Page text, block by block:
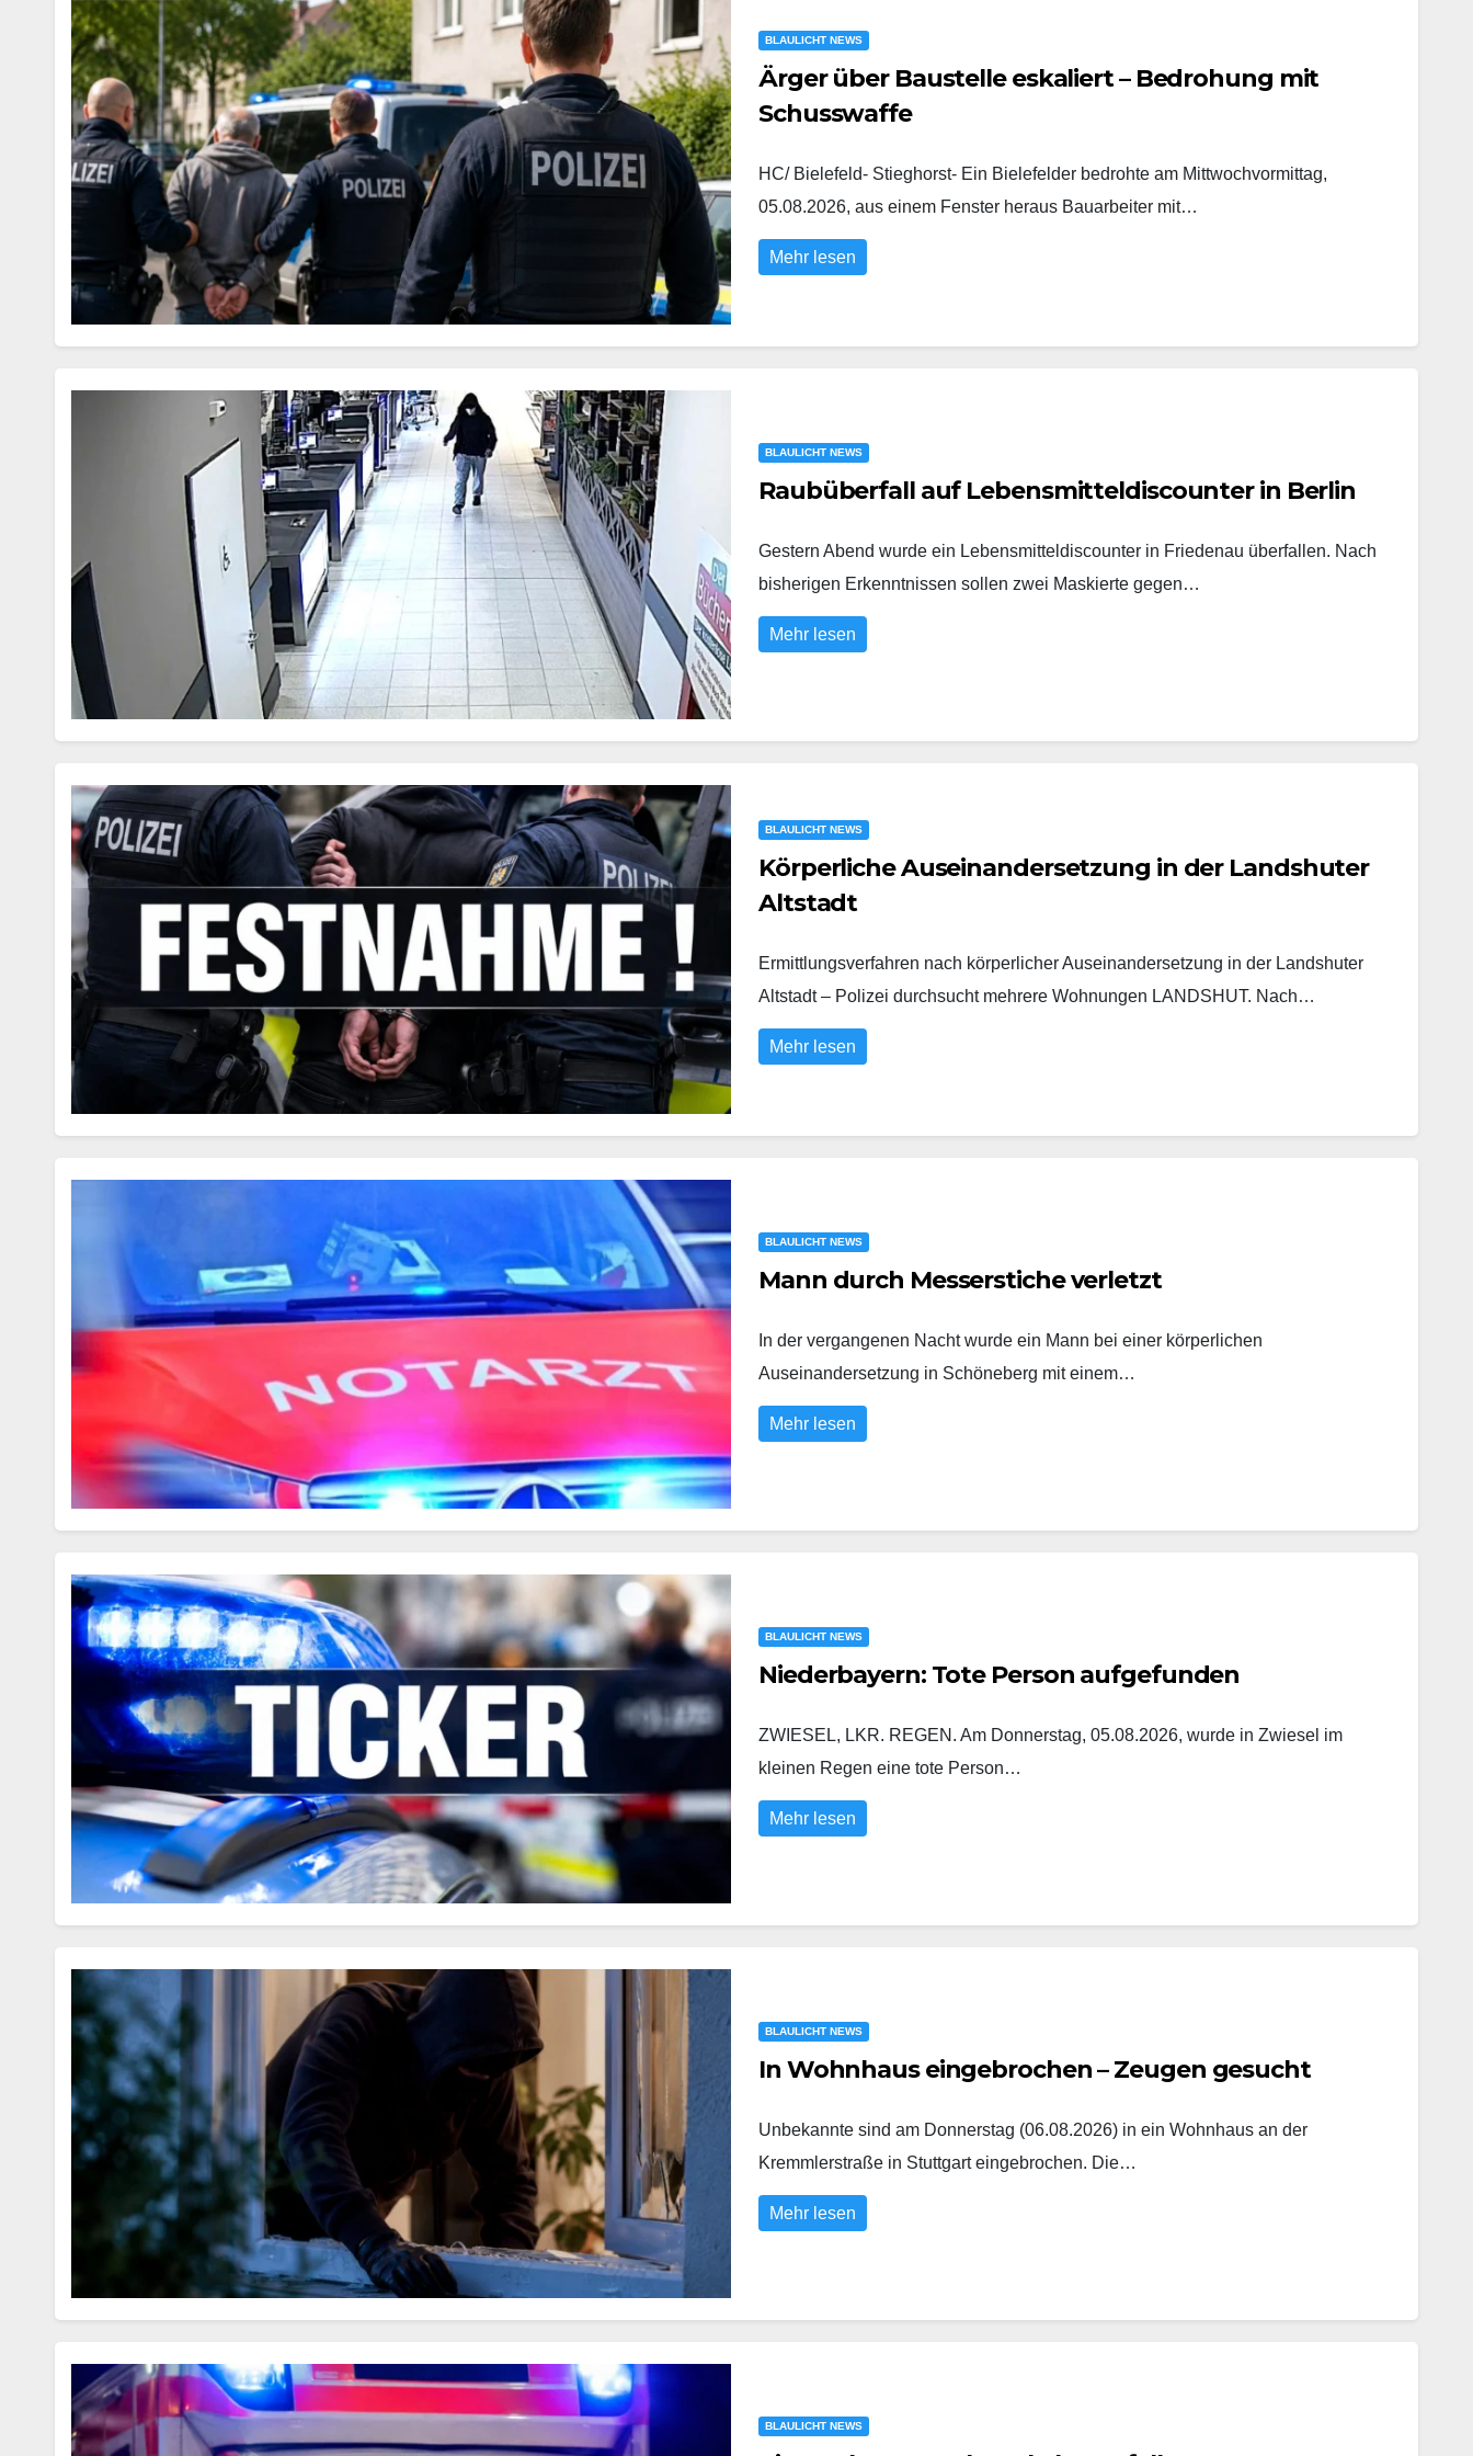
BLAULICHT NEWS
Ärger über Baustelle eskaliert – Bedrohung mit
Schusswaffe
HC/ Bielefeld- Stieghorst- Ein Bielefelder bedrohte am Mittwochvormittag,
05.08.2026, aus einem Fenster heraus Bauarbeiter mit…
Mehr lesen
BLAULICHT NEWS
Raubüberfall auf Lebensmitteldiscounter in Berlin
Gestern Abend wurde ein Lebensmitteldiscounter in Friedenau überfallen. Nach
bisherigen Erkenntnissen sollen zwei Maskierte gegen…
Mehr lesen
BLAULICHT NEWS
Körperliche Auseinandersetzung in der Landshuter
Altstadt
Ermittlungsverfahren nach körperlicher Auseinandersetzung in der Landshuter
Altstadt – Polizei durchsucht mehrere Wohnungen LANDSHUT. Nach…
Mehr lesen
BLAULICHT NEWS
Mann durch Messerstiche verletzt
In der vergangenen Nacht wurde ein Mann bei einer körperlichen
Auseinandersetzung in Schöneberg mit einem…
Mehr lesen
BLAULICHT NEWS
Niederbayern: Tote Person aufgefunden
ZWIESEL, LKR. REGEN. Am Donnerstag, 05.08.2026, wurde in Zwiesel im
kleinen Regen eine tote Person…
Mehr lesen
BLAULICHT NEWS
In Wohnhaus eingebrochen – Zeugen gesucht
Unbekannte sind am Donnerstag (06.08.2026) in ein Wohnhaus an der
Kremmlerstraße in Stuttgart eingebrochen. Die…
Mehr lesen
BLAULICHT NEWS